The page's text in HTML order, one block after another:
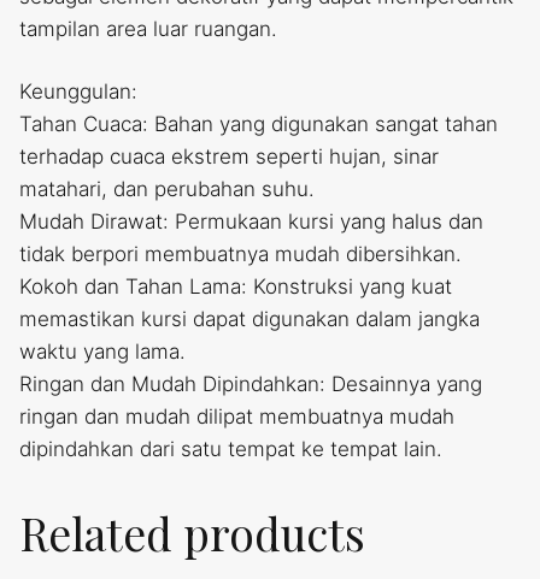
tampilan area luar ruangan.
Keunggulan:
Tahan Cuaca: Bahan yang digunakan sangat tahan
terhadap cuaca ekstrem seperti hujan, sinar
matahari, dan perubahan suhu.
Mudah Dirawat: Permukaan kursi yang halus dan
tidak berpori membuatnya mudah dibersihkan.
Kokoh dan Tahan Lama: Konstruksi yang kuat
memastikan kursi dapat digunakan dalam jangka
waktu yang lama.
Ringan dan Mudah Dipindahkan: Desainnya yang
ringan dan mudah dilipat membuatnya mudah
dipindahkan dari satu tempat ke tempat lain.
Related products